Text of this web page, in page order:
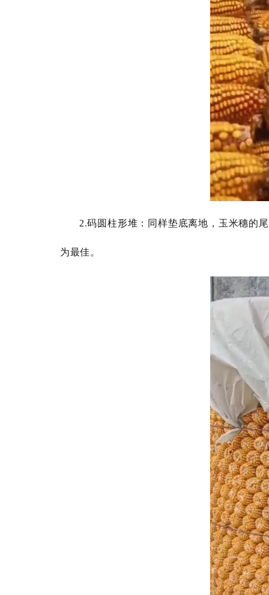
2.码圆柱形堆：同样垫底离地，玉米穗的
为最佳。